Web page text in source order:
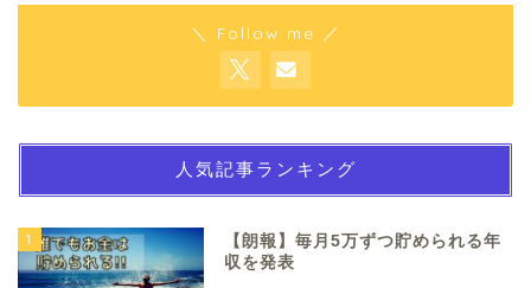
＼ Follow me ／
人気記事ランキング
1
【朗報】毎月5万ずつ貯められる年
収を発表